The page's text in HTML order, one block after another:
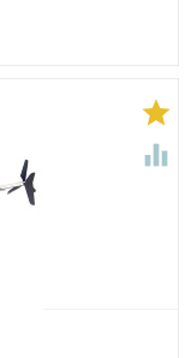

